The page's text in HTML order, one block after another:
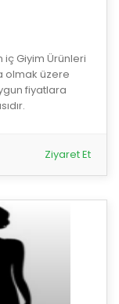
iç Giyim Ürünleri
olmak üzere
fiyatlara
Ziyaret Et